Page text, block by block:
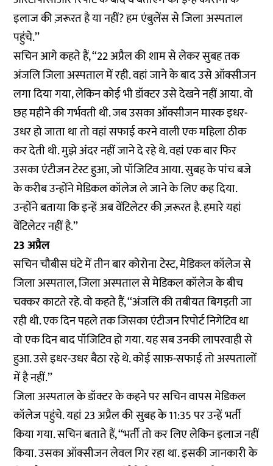
इलाज की ज़रूरत है या नहीं? हम एंबुलेंस से जिला अस्पताल
पहुंचे.’’
सचिन आगे कहते हैं, ‘‘22 अप्रैल की शाम से लेकर सुबह तक
अंजलि जिला अस्पताल में रही. वहां जाने के बाद उसे ऑक्सीजन
लगा दिया गया, लेकिन कोई भी डॉक्टर उसे देखने नहीं आया. वो
छह महीने की गर्भवती थी. जब उसका ऑक्सीजन मास्क इधर-
उधर हो जाता था तो वहां सफाई करने वाली एक महिला ठीक
कर देती थी. मुझे अंदर नहीं जाने दे रहे थे. वहां एक बार फिर
उसका एंटीजन टेस्ट हुआ, जो पॉजिटिव आया. सुबह के पांच बजे
के करीब उन्होंने मेडिकल कॉलेज ले जाने के लिए कह दिया.
उन्होंने बताया कि इन्हें अब वेंटिलेटर की ज़रूरत है. हमारे यहां
वेंटिलेटर नहीं है.’’
23 अप्रैल
सचिन चौबीस घंटे में तीन बार कोरोना टेस्ट, मेडिकल कॉलेज से
जिला अस्पताल, जिला अस्पताल से मेडिकल कॉलेज के बीच
चक्कर काटते रहे. वो कहते हैं, ‘‘अंजलि की तबीयत बिगड़ती जा
रही थी. एक दिन पहले तक जिसका एंटीजन रिपोर्ट निगेटिव था
वो एक दिन बाद पॉजिटिव हो गया. यह सब उनकी लापरवाही से
हुआ. उसे इधर-उधर बैठा रहे थे. कोई साफ़-सफाई तो अस्पतालों
में है नहीं.’’
जिला अस्पताल के डॉक्टर के कहने पर सचिन वापस मेडिकल
कॉलेज पहुंचे. यहां 23 अप्रैल की सुबह के 11:35 पर उन्हें भर्ती
किया गया. सचिन बताते हैं, ‘‘भर्ती तो कर लिए लेकिन इलाज नहीं
किया. उसका ऑक्सीजन लेवल गिर रहा था. इसकी जानकारी के